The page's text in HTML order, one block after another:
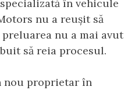
în vehicule
nu a reușit să
nu a mai avut
să reia procesul.
nou proprietar în